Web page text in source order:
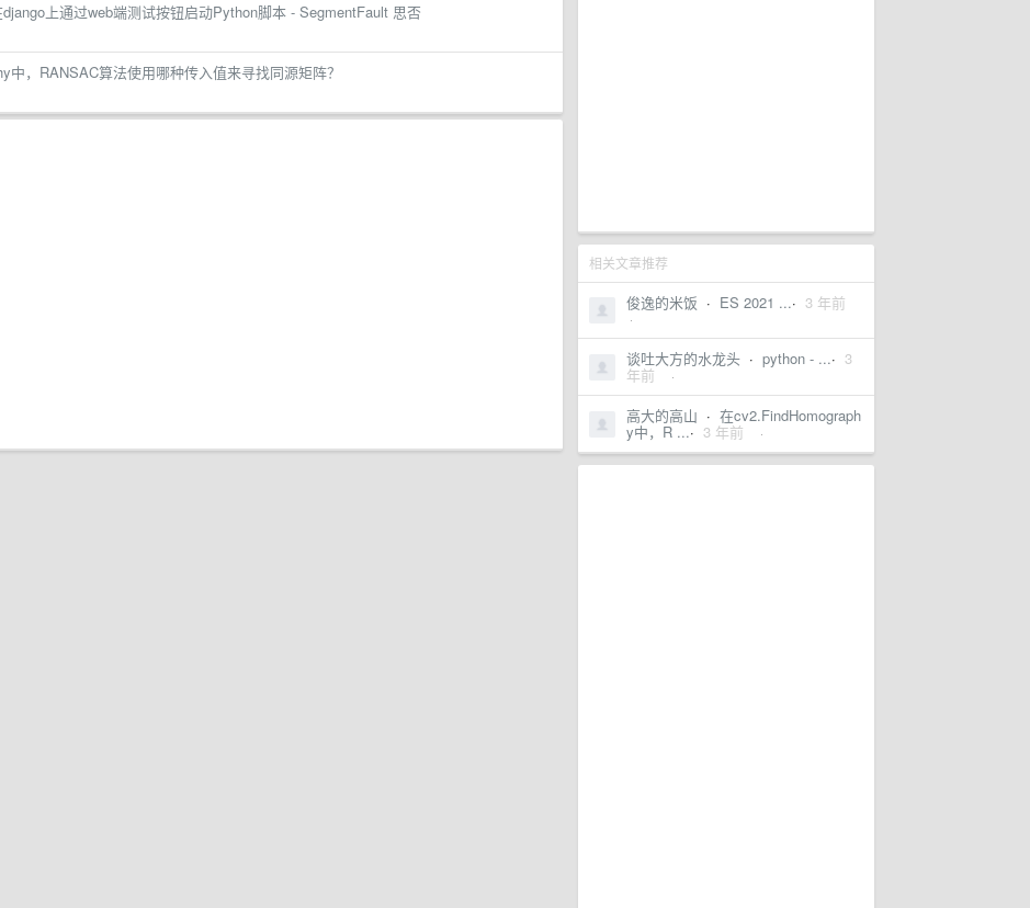
相关文章推荐
俊逸的米饭 · ES 2021 ...· 3 年前
·
谈吐大方的水龙头 · python - ...· 3
年前 ·
高大的高山 · 在cv2.FindHomograph
y中，R ...· 3 年前 ·
上通过web端测试按钮启动Python脚本 - SegmentFault 思否
中，RANSAC算法使用哪种传入值来寻找同源矩阵？